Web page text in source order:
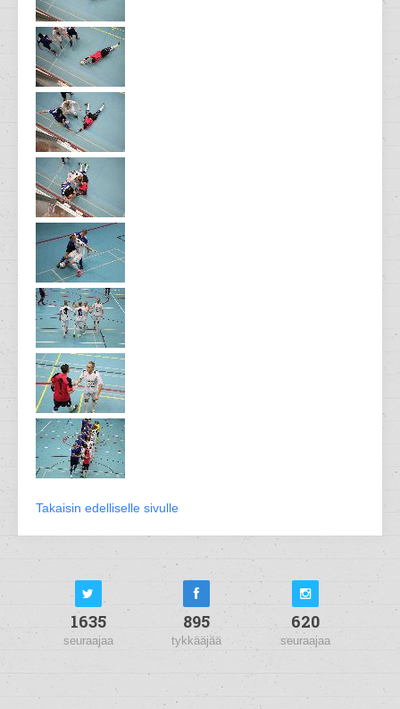
Takaisin edelliselle sivulle
1635
seuraajaa
895
tykkääjää
620
seuraajaa